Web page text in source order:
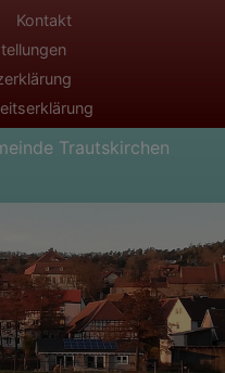
Kontakt
Trautskirchen